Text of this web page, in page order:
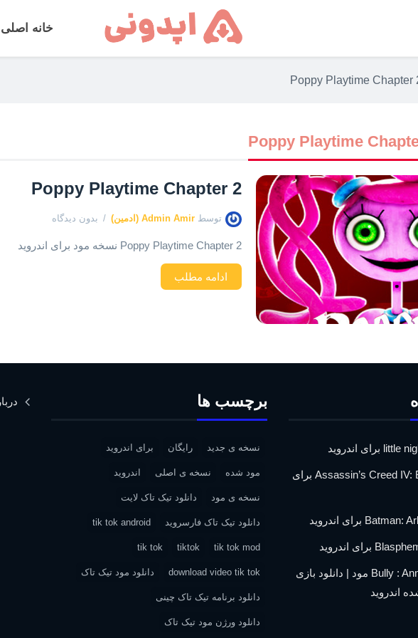
خانه اصلی
Poppy Playtime Chapter
Poppy Playtime
Poppy Playtime Chapter 2
توسط Admin Amir (ادمین) بدون دیدگاه
Poppy Playtime Chapter 2 نسخه مود برای اندروید
ادامه مطلب
دانلود Assassin’s Creed IV: Black Flag برای
Bully : Anniversary Edition مود | دانلود بازی
اندروید
برچسب ها
نسخه ی جدید رایگان برای اندروید
مود شده نسخه ی اصلی اندروید
نسخه ی مود دانلود تیک تاک لایت
دانلود تیک تاک فارسروید tik tok android
tik tok mod
tiktok
tik tok
download video tik tok دانلود مود تیک تاک
دانلود برنامه تیک تاک چینی
دانلود ورژن مود تیک تاک